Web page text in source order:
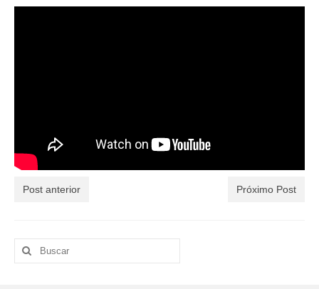
Post anterior Próximo Post
Buscar
por: